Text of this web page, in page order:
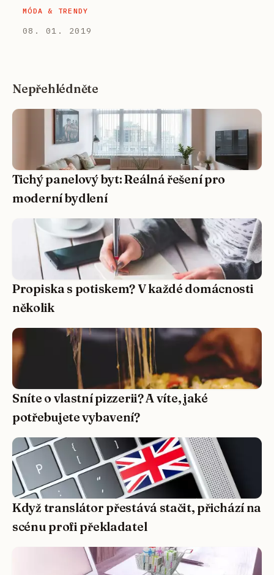
MÓDA & TRENDY
08. 01. 2019
Nepřehlédněte
Tichý panelový byt: Reálná řešení pro
moderní bydlení
Propiska s potiskem? V každé domácnosti
několik
Sníte o vlastní pizzerii? A víte, jaké
potřebujete vybavení?
Když translátor přestává stačit, přichází na
scénu profi překladatel